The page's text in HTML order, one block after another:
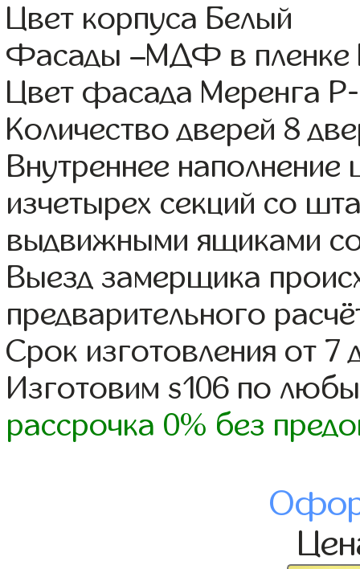
Цвет корпуса Белый
Фасады –МДФ в пленке
Цвет фасада Меренга Р-
Количество дверей 8
Внутреннее
изчетырех секций со
выдвижными ящиками
Выезд замерщика
предварительного
Срок изготовления от 7
Изготовим s106 по
рассрочка 0% без